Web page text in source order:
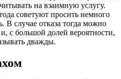
на взаимную услугу.
советуют просить немного
В случае отказа тогда можно
с большой долей вероятности,
дважды.